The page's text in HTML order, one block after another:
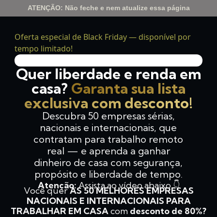
ATENÇÃO: Não feche e nem atualize essa página
Oferta especial de Black Friday — disponível por
tempo limitado!
Quer liberdade e renda em
casa? Garanta sua lista
exclusiva com desconto!
Descubra 50 empresas sérias,
nacionais e internacionais, que
contratam para trabalho remoto
real — e aprenda a ganhar
dinheiro de casa com segurança,
propósito e liberdade de tempo.
Atenção:Assista ao vídeo abaixo 👇
Você querAS 50 MELHORES EMPRESAS
NACIONAIS E INTERNACIONAIS PARA
TRABALHAR EM CASAcom desconto de 80%?